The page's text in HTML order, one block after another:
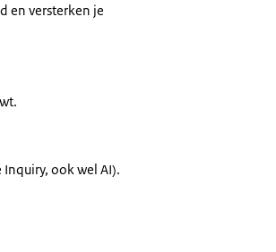
en versterken je
ook wel AI).